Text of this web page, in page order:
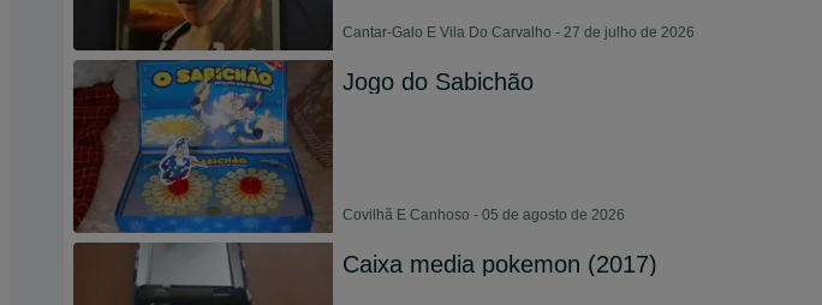
Cantar-Galo E Vila Do Carvalho - 27 de julho de 2026
Jogo do Sabichão
Covilhã E Canhoso - 05 de agosto de 2026
Caixa media pokemon (2017)